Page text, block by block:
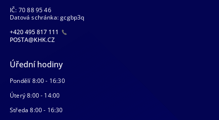
IČ: 70 88 95 46
Datová schránka: gcgbp3q
+420 495 817 111
POSTA@KHK.CZ
Úřední hodiny
Pondělí 8:00 - 16:30
Úterý 8:00 - 14:00
Středa 8:00 - 16:30